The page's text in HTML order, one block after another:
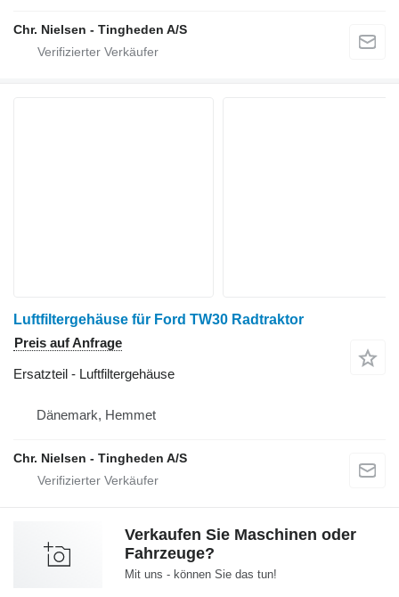
Chr. Nielsen - Tingheden A/S
Luftfiltergehäuse für Ford TW30 Radtraktor
Preis auf Anfrage
Ersatzteil - Luftfiltergehäuse
Dänemark, Hemmet
Chr. Nielsen - Tingheden A/S
Verkaufen Sie Maschinen oder
Fahrzeuge?
Mit uns - können Sie das tun!